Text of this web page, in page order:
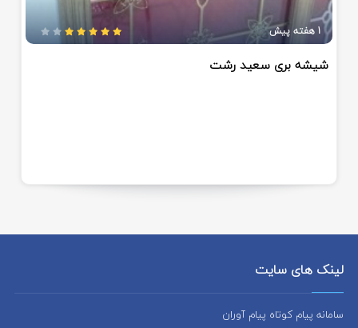
1 هفته پیش
شیشه بری سعید رشت
لینک های سایت
سامانه پیام کوتاه پیام آوران